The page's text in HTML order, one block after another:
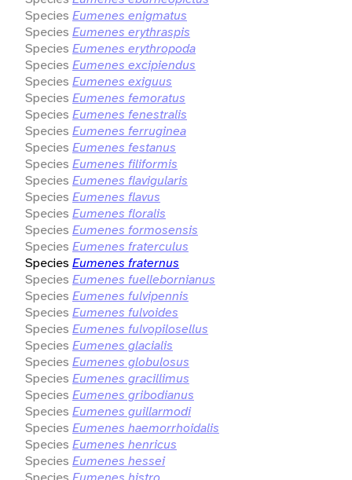
Species Eumenes enigmatus
Species Eumenes erythraspis
Species Eumenes erythropoda
Species Eumenes excipiendus
Species Eumenes exiguus
Species Eumenes femoratus
Species Eumenes fenestralis
Species Eumenes ferruginea
Species Eumenes festanus
Species Eumenes filiformis
Species Eumenes flavigularis
Species Eumenes flavus
Species Eumenes floralis
Species Eumenes formosensis
Species Eumenes fraterculus
Species Eumenes fraternus
Species Eumenes fuellebornianus
Species Eumenes fulvipennis
Species Eumenes fulvoides
Species Eumenes fulvopilosellus
Species Eumenes glacialis
Species Eumenes globulosus
Species Eumenes gracillimus
Species Eumenes gribodianus
Species Eumenes guillarmodi
Species Eumenes haemorrhoidalis
Species Eumenes henricus
Species Eumenes hessei